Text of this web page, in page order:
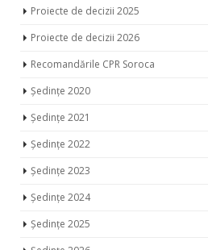
Proiecte de decizii 2025
Proiecte de decizii 2026
Recomandările CPR Soroca
Ședințe 2020
Ședințe 2021
Ședințe 2022
Ședințe 2023
Ședințe 2024
Ședințe 2025